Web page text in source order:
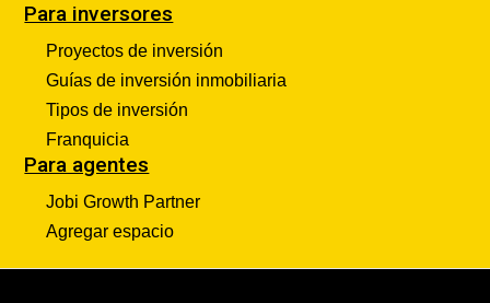
Para inversores
Proyectos de inversión
Guías de inversión inmobiliaria
Tipos de inversión
Franquicia
Para agentes
Jobi Growth Partner
Agregar espacio